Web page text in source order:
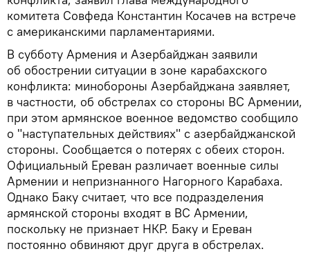
комитета Совфеда Константин Косачев на встрече
с американскими парламентариями.
В субботу Армения и Азербайджан заявили
об обострении ситуации в зоне карабахского
конфликта: минобороны Азербайджана заявляет,
в частности, об обстрелах со стороны ВС Армении,
при этом армянское военное ведомство сообщило
о "наступательных действиях" с азербайджанской
стороны. Сообщается о потерях с обеих сторон.
Официальный Ереван различает военные силы
Армении и непризнанного Нагорного Карабаха.
Однако Баку считает, что все подразделения
армянской стороны входят в ВС Армении,
поскольку не признает НКР. Баку и Ереван
постоянно обвиняют друг друга в обстрелах.